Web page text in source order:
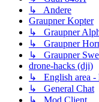
↳ Andere
Graupner Kopter
↳ Graupner
↳ Graupner
↳ Graupner
drone-hacks (dji)
↳ English area -
↳ General Chat